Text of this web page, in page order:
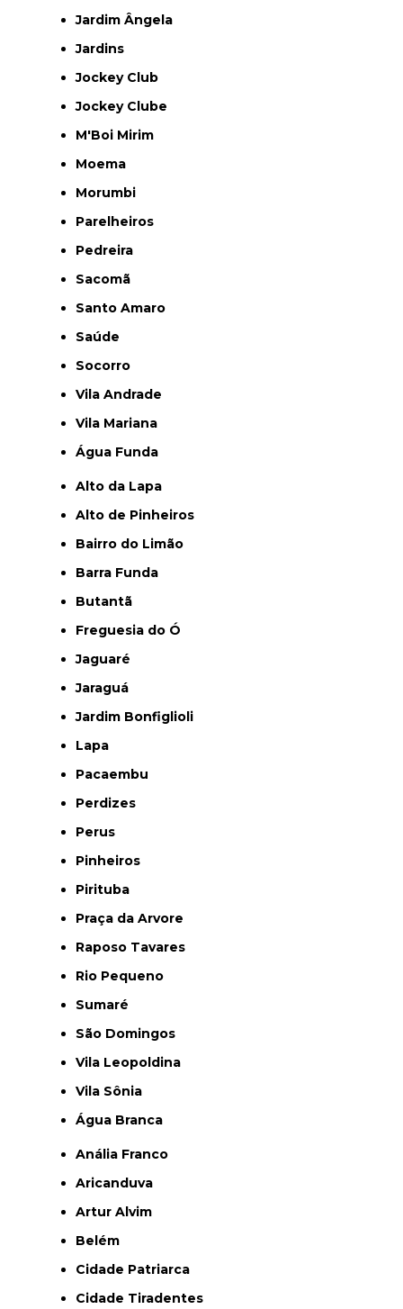
Jardim Ângela
Jardins
Jockey Club
Jockey Clube
M'Boi Mirim
Moema
Morumbi
Parelheiros
Pedreira
Sacomã
Santo Amaro
Saúde
Socorro
Vila Andrade
Vila Mariana
Água Funda
Alto da Lapa
Alto de Pinheiros
Bairro do Limão
Barra Funda
Butantã
Freguesia do Ó
Jaguaré
Jaraguá
Jardim Bonfiglioli
Lapa
Pacaembu
Perdizes
Perus
Pinheiros
Pirituba
Praça da Arvore
Raposo Tavares
Rio Pequeno
Sumaré
São Domingos
Vila Leopoldina
Vila Sônia
Água Branca
Anália Franco
Aricanduva
Artur Alvim
Belém
Cidade Patriarca
Cidade Tiradentes